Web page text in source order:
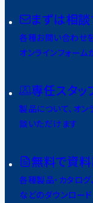
まずは相談
各種お問い合わせ
オンラインフォーム
専任スタッ
製品について、オ
談いただけます
無料で資
各種製品・カタログ
などのダウンロー